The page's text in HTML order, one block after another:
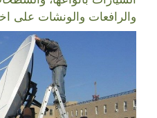
والرافعات والونشات على